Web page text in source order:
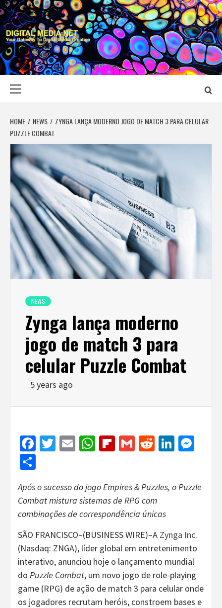
Skip
to
content
DIGITAL MEDIA
YOUR GATEWAY TO DIGITAL MEDIA CREATION
HOME NEWS
ZYNGA LANÇA MODERNO JOGO DE MATCH 3 PARA CELULAR
PUZZLE COMBAT
NEWS
Zynga lança moderno
jogo de match 3 para
celular Puzzle Combat
5 years ago
Facebook
Twitter
EmailWhatsApp
Flipboard
GmailReddit
Após o sucesso do jogo Empires & Puzzles, o Puzzle
Combat mistura sistemas de RPG com
combinações de correspondência únicas
SÃO FRANCISCO–(BUSINESS WIRE)–A Zynga Inc.
(Nasdaq: ZNGA), líder global em entretenimento
interativo, anunciou hoje o lançamento mundial
do Puzzle Combat, um novo jogo de role-playing
game (RPG) de ação de match 3 para celular onde
os jogadores recrutam heróis, constroem bases e